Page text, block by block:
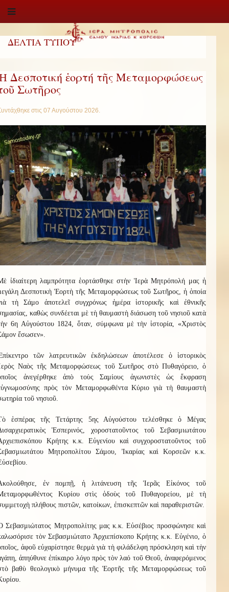
ΔΕΛΤΙΑ ΤΥΠΟΥ
Δεσποτική ἑορτή τῆς Μεταμορφώσεως
Σωτῆρος
στις 07 Αυγούστου 2026.
ἰδιαίτερη λαμπρότητα ἑορτάσθηκε στὴν Ἱερὰ Μητρόπολή μας ἡ
Δεσποτικὴ Ἑορτὴ τῆς Μεταμορφώσεως τοῦ Σωτῆρος, ἡ ὁποία
τὴ Σάμο ἀποτελεῖ συγχρόνως ἡμέρα ἱστορικῆς καὶ ἐθνικῆς
καθὼς συνδέεται μὲ τὴ θαυμαστὴ διάσωση τοῦ νησιοῦ κατὰ
6η Αὐγούστου 1824, ὅταν, σύμφωνα μὲ τὴν ἱστορία, «Χριστὸς
ἔσωσεν».
τῶν λατρευτικῶν ἐκδηλώσεων ἀποτέλεσε ὁ ἱστορικὸς
Ναὸς τῆς Μεταμορφώσεως τοῦ Σωτῆρος στὸ Πυθαγόρειο, ὁ
ἀνεγέρθηκε ἀπὸ τοὺς Σαμίους ἀγωνιστὲς ὡς ἔκφραση
πρὸς τὸν Μεταμορφωθέντα Κύριο γιὰ τὴ θαυμαστὴ
τοῦ νησιοῦ.
ἑσπέρας τῆς Τετάρτης 5ης Αὐγούστου τελέσθηκε ὁ Μέγας
Ἑσπερινός, χοροστατοῦντος τοῦ Σεβασμιωτάτου
Κρήτης κ.κ. Εὐγενίου καὶ συγχοροστατοῦντος τοῦ
Μητροπολίτου Σάμου, Ἰκαρίας καὶ Κορσεῶν κ.κ.
ἐν πομπῇ, ἡ λιτάνευση τῆς Ἱερᾶς Εἰκόνος τοῦ
Κυρίου στὶς ὁδοὺς τοῦ Πυθαγορείου, μὲ τὴ
πλήθους πιστῶν, κατοίκων, ἐπισκεπτῶν καὶ παραθεριστῶν.
Σεβασμιώτατος Μητροπολίτης μας κ.κ. Εὐσέβιος προσφώνησε καὶ
τὸν Σεβασμιώτατο Ἀρχιεπίσκοπο Κρήτης κ.κ. Εὐγένιο, ὁ
ἀφοῦ εὐχαρίστησε θερμὰ γιὰ τὴ φιλάδελφη πρόσκληση καὶ τὴν
ἀπηύθυνε ἐπίκαιρο λόγο πρὸς τὸν λαό τοῦ Θεοῦ, ἀναφερόμενος
βαθὺ θεολογικὸ μήνυμα τῆς Ἑορτῆς τῆς Μεταμορφώσεως τοῦ